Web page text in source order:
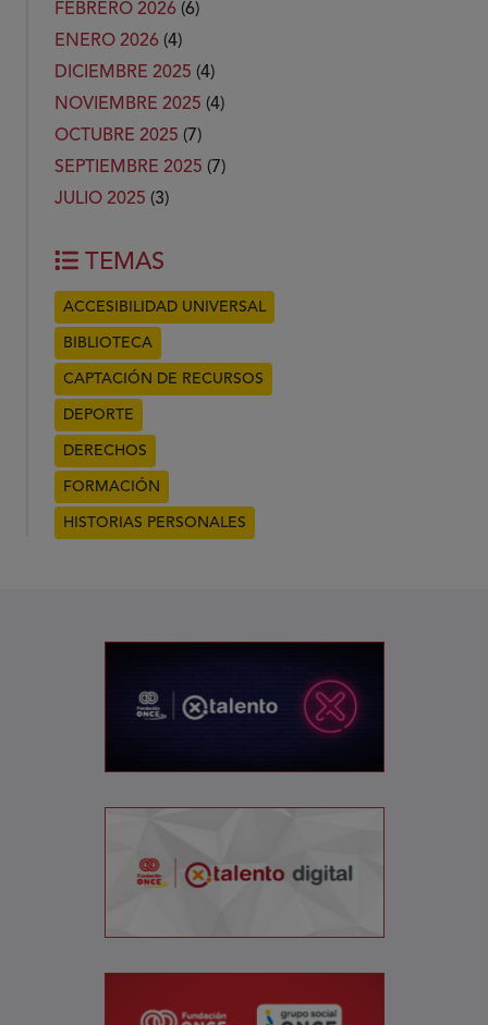
FEBRERO 2026 (6)
ENERO 2026 (4)
DICIEMBRE 2025 (4)
NOVIEMBRE 2025 (4)
OCTUBRE 2025 (7)
SEPTIEMBRE 2025 (7)
JULIO 2025 (3)
TEMAS
ACCESIBILIDAD UNIVERSAL
BIBLIOTECA
CAPTACIÓN DE RECURSOS
DEPORTE
DERECHOS
FORMACIÓN
HISTORIAS PERSONALES